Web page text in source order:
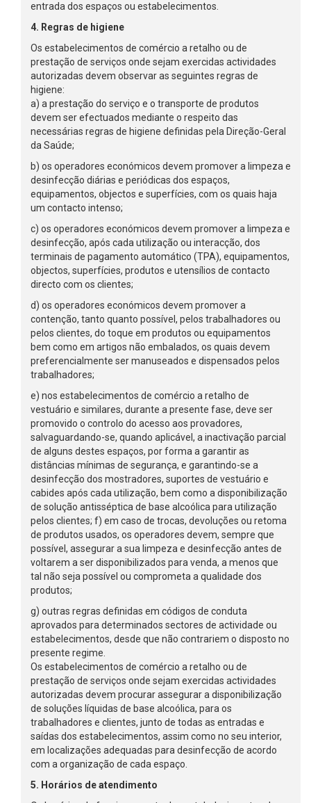
entrada dos espaços ou estabelecimentos.
4. Regras de higiene
Os estabelecimentos de comércio a retalho ou de
prestação de serviços onde sejam exercidas actividades
autorizadas devem observar as seguintes regras de
higiene:
a) a prestação do serviço e o transporte de produtos
devem ser efectuados mediante o respeito das
necessárias regras de higiene definidas pela Direção-Geral
da Saúde;
b) os operadores económicos devem promover a limpeza e
desinfecção diárias e periódicas dos espaços,
equipamentos, objectos e superfícies, com os quais haja
um contacto intenso;
c) os operadores económicos devem promover a limpeza e
desinfecção, após cada utilização ou interacção, dos
terminais de pagamento automático (TPA), equipamentos,
objectos, superfícies, produtos e utensílios de contacto
directo com os clientes;
d) os operadores económicos devem promover a
contenção, tanto quanto possível, pelos trabalhadores ou
pelos clientes, do toque em produtos ou equipamentos
bem como em artigos não embalados, os quais devem
preferencialmente ser manuseados e dispensados pelos
trabalhadores;
e) nos estabelecimentos de comércio a retalho de
vestuário e similares, durante a presente fase, deve ser
promovido o controlo do acesso aos provadores,
salvaguardando-se, quando aplicável, a inactivação parcial
de alguns destes espaços, por forma a garantir as
distâncias mínimas de segurança, e garantindo-se a
desinfecção dos mostradores, suportes de vestuário e
cabides após cada utilização, bem como a disponibilização
de solução antisséptica de base alcoólica para utilização
pelos clientes; f) em caso de trocas, devoluções ou retoma
de produtos usados, os operadores devem, sempre que
possível, assegurar a sua limpeza e desinfecção antes de
voltarem a ser disponibilizados para venda, a menos que
tal não seja possível ou comprometa a qualidade dos
produtos;
g) outras regras definidas em códigos de conduta
aprovados para determinados sectores de actividade ou
estabelecimentos, desde que não contrariem o disposto no
presente regime.
Os estabelecimentos de comércio a retalho ou de
prestação de serviços onde sejam exercidas actividades
autorizadas devem procurar assegurar a disponibilização
de soluções líquidas de base alcoólica, para os
trabalhadores e clientes, junto de todas as entradas e
saídas dos estabelecimentos, assim como no seu interior,
em localizações adequadas para desinfecção de acordo
com a organização de cada espaço.
5. Horários de atendimento